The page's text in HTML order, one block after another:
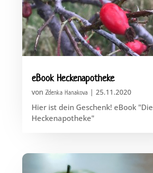
eBook Heckenapotheke
von Zdenka Hanakova | 25.11.2020
Hier ist dein Geschenk! eBook "Die
Heckenapotheke"